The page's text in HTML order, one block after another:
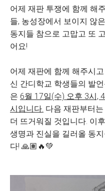
어제 재판 투쟁에 함께 해
들, 농성장에서 보이지 않
동지들 참으로 고맙고 또
어요!
어제 재판에 함께 해주시
신 간디학교 학생들의 발
은 6월 17일(수) 오후 3시,
시입니다. 다음 재판부터
더 뜨거워질 것입니다. 이
생명과 진실을 길러올 동
다! 🙏🏽🔥💚